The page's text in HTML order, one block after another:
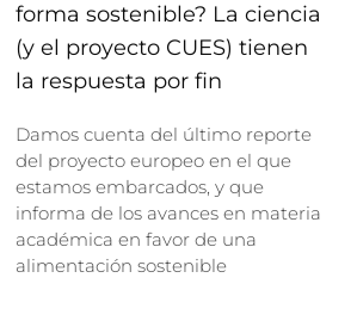
forma sostenible? La ciencia
(y el proyecto CUES) tienen
la respuesta por fin
Damos cuenta del último reporte
del proyecto europeo en el que
estamos embarcados, y que
informa de los avances en materia
académica en favor de una
alimentación sostenible